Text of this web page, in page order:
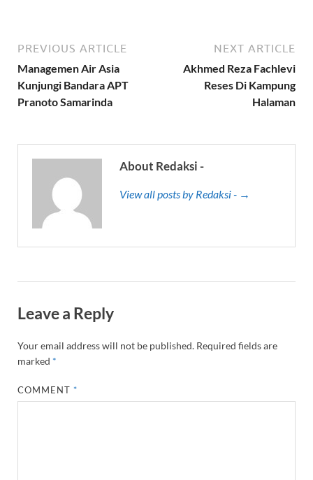
PREVIOUS ARTICLE
Managemen Air Asia
Kunjungi Bandara APT
Pranoto Samarinda
NEXT ARTICLE
Akhmed Reza Fachlevi
Reses Di Kampung
Halaman
About Redaksi -
View all posts by Redaksi - →
Leave a Reply
Your email address will not be published. Required fields are
marked *
COMMENT*